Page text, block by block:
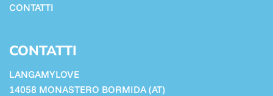
CONTATTI
CONTATTI
LANGAMYLOVE
14058 MONASTERO BORMIDA (AT)